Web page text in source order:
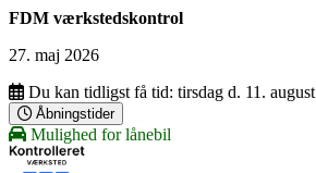
FDM værkstedskontrol
27. maj 2026
Du kan tidligst få tid: tirsdag d. 11. august
Åbningstider
Mulighed for lånebil